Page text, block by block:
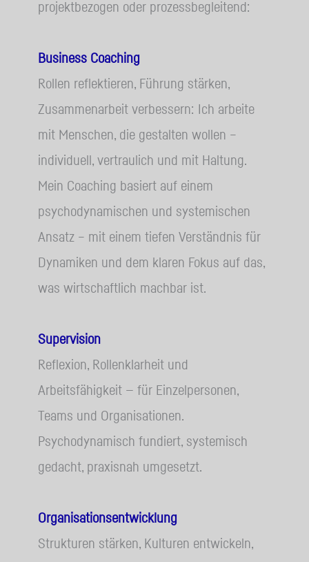
projektbezogen oder prozessbegleitend:
Business Coaching
Rollen reflektieren, Führung stärken,
Zusammenarbeit verbessern: Ich arbeite
mit Menschen, die gestalten wollen –
individuell, vertraulich und mit Haltung.
Mein Coaching basiert auf einem
psychodynamischen und systemischen
Ansatz – mit einem tiefen Verständnis für
Dynamiken und dem klaren Fokus auf das,
was wirtschaftlich machbar ist.
Supervision
Reflexion, Rollenklarheit und
Arbeitsfähigkeit — für Einzelpersonen,
Teams und Organisationen.
Psychodynamisch fundiert, systemisch
gedacht, praxisnah umgesetzt.
Organisationsentwicklung
Strukturen stärken, Kulturen entwickeln,